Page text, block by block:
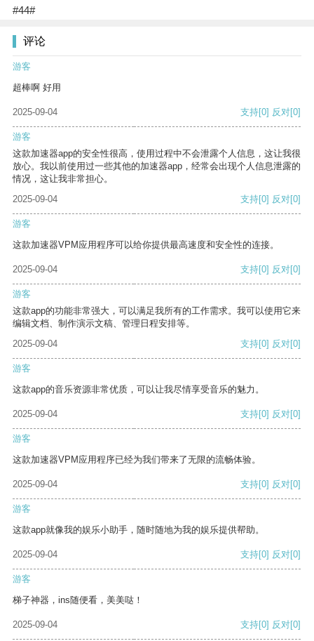
#44#
评论
游客
超棒啊 好用
2025-09-04 支持[0] 反对[0]
游客
这款加速器app的安全性很高，使用过程中不会泄露个人信息，这让我很
放心。我以前使用过一些其他的加速器app，经常会出现个人信息泄露的
情况，这让我非常担心。
2025-09-04
支持[0] 反对[0]
游客
这款加速器VPM应用程序可以给你提供最高速度和安全性的连接。
2025-09-04 支持[0] 反对[0]
游客
这款app的功能非常强大，可以满足我所有的工作需求。我可以使用它来
编辑文档、制作演示文稿、管理日程安排等。
2025-09-04
支持[0] 反对[0]
游客
这款app的音乐资源非常优质，可以让我尽情享受音乐的魅力。
2025-09-04 支持[0] 反对[0]
游客
这款加速器VPM应用程序已经为我们带来了无限的流畅体验。
2025-09-04 支持[0] 反对[0]
游客
这款app就像我的娱乐小助手，随时随地为我的娱乐提供帮助。
2025-09-04 支持[0] 反对[0]
游客
梯子神器，ins随便看，美美哒！
2025-09-04 支持[0] 反对[0]